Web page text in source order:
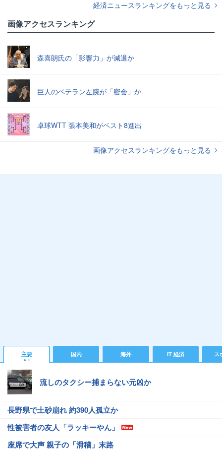
経済ニュースランキングをもっと見る
画像アクセスランキング
森喜朗氏の「影響力」が減退か
巨人のベテラン左腕が「密会」か
卓球WTT 張本美和がベスト8進出
画像アクセスランキングをもっと見る
主要 国内 海外 IT 経済 ス
流しのタクシー捕まらない元凶か
長野県で土砂崩れ 約390人孤立か
性被害者の友人「ラッキーやん」
座席で大声 親子の「滑稽」末路